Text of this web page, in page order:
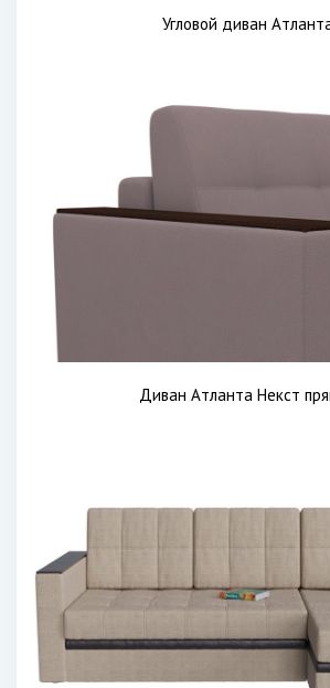
Угловой диван
Диван Атланта Некст